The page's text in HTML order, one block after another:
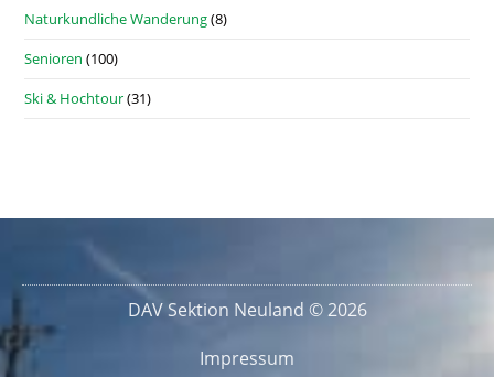
Naturkundliche Wanderung(8)
Senioren (100)
Ski & Hochtour(31)
DAV Sektion Neuland © 2026
Impressum